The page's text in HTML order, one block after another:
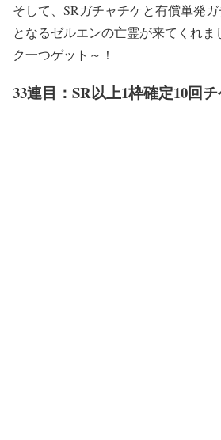
そして、SRガチャチケと有償単発
となるゼルエンの亡霊が来てくれ
ク一つゲット～！
33連目：SR以上1枠確定10回